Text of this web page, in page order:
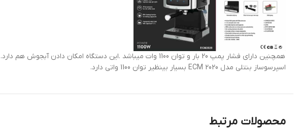
همچنین دارای فشار پمپ 20 بار و توان 1100 وات میباشد .این دستگاه امکان دادن آبجوش هم دارد.
اسپرسوساز بنتلی مدل ECM 2020 بسیار بینظیر توان 1100 واتی دارد.
محصولات مرتبط